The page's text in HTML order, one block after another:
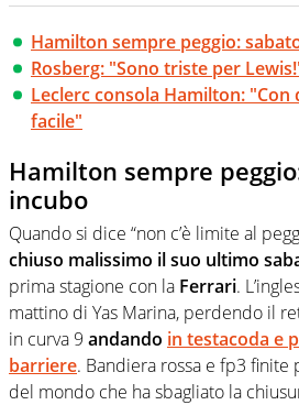
Hamilton sempre peggio:
Rosberg: "Sono triste per
Leclerc consola Hamilton:
facile"
Hamilton sempre
incubo
Quando si dice “non c’è limite al
chiuso malissimo il suo ultimo
prima stagione con la Ferrari.
mattino di Yas Marina, perdendo il
in curva 9 andando in testacoda e
barriere. Bandiera rossa e fp3
del mondo che ha sbagliato la